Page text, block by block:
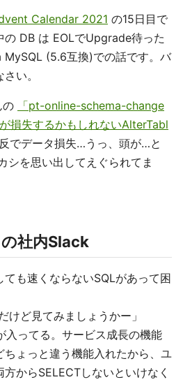
Calendar 2021 の15日目で
の DB は EOLでUpgrade待った
(5.6互換)での話です。バ
い。
の
「pt-online-schema-change
損失するかもしれないAlterTabl
でデータ損失…うっ、頭が…と
シを思い出してえぐられてま
社内Slack
ても速くならないSQLがあって困
けど見てみましょうかー」
入ってる。サービス成長の機能
ょっと違う機能入れたから、ユ
からSELECTしないといけなく